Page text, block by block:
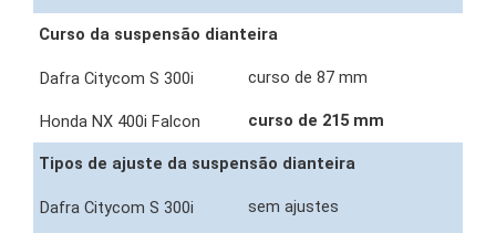
Curso da suspensão dianteira
curso de 87 mm
curso de 215 mm
Tipos de ajuste da suspensão dianteira
sem ajustes